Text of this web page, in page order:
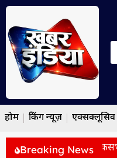
होम ब्रेकिंग न्यूज़ एक्सक्लूसिव
Breaking News
पर लगेगा चार्ज? लोकसभा